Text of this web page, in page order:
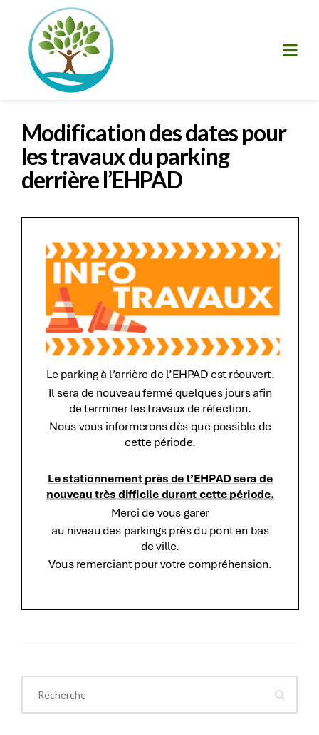
Modification des dates pour
les travaux du parking
derrière l’EHPAD